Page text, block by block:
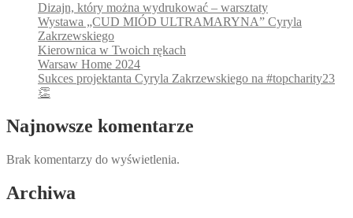
Dizajn, który można wydrukować – warsztaty
Wystawa „CUD MIÓD ULTRAMARYNA” Cyryla
Zakrzewskiego
Kierownica w Twoich rękach
Warsaw Home 2024
Sukces projektanta Cyryla Zakrzewskiego na #topcharity23
👏
Najnowsze komentarze
Brak komentarzy do wyświetlenia.
Archiwa